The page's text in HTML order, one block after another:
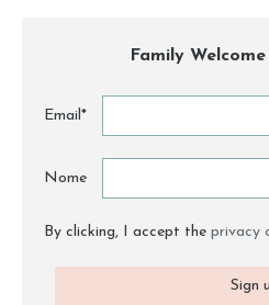
Family
Email*
Nome
By clicking, I accept the privacy